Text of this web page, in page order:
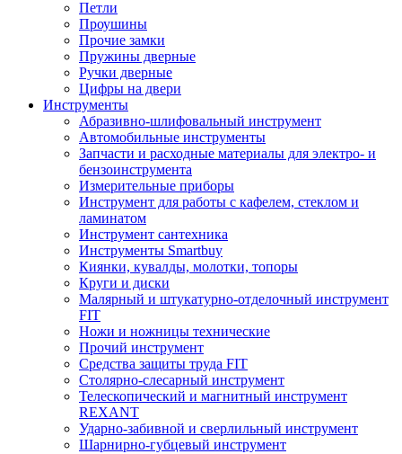
Петли
Проушины
Прочие замки
Пружины дверные
Ручки дверные
Цифры на двери
Инструменты
Абразивно-шлифовальный инструмент
Автомобильные инструменты
Запчасти и расходные материалы для электро- и
бензоинструмента
Измерительные приборы
Инструмент для работы с кафелем, стеклом и
ламинатом
Инструмент сантехника
Инструменты Smartbuy
Киянки, кувалды, молотки, топоры
Круги и диски
Малярный и штукатурно-отделочный инструмент
FIT
Ножи и ножницы технические
Прочий инструмент
Средства защиты труда FIT
Столярно-слесарный инструмент
Телескопический и магнитный инструмент
REXANT
Ударно-забивной и сверлильный инструмент
Шарнирно-губцевый инструмент